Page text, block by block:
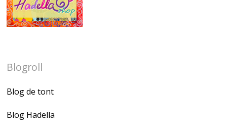
Blogroll
Blog de tont
Blog Hadella